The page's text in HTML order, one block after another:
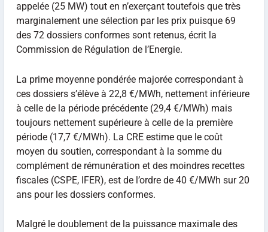
appelée (25 MW) tout en n’exerçant toutefois que très
marginalement une sélection par les prix puisque 69
des 72 dossiers conformes sont retenus, écrit la
Commission de Régulation de l’Energie.
La prime moyenne pondérée majorée correspondant à
ces dossiers s’élève à 22,8 €/MWh, nettement inférieure
à celle de la période précédente (29,4 €/MWh) mais
toujours nettement supérieure à celle de la première
période (17,7 €/MWh). La CRE estime que le coût
moyen du soutien, correspondant à la somme du
complément de rémunération et des moindres recettes
fiscales (CSPE, IFER), est de l’ordre de 40 €/MWh sur 20
ans pour les dossiers conformes.
Malgré le doublement de la puissance maximale des